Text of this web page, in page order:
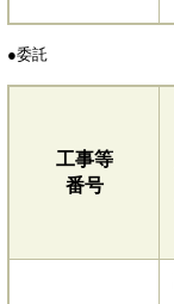
​●委託
工事等
番号